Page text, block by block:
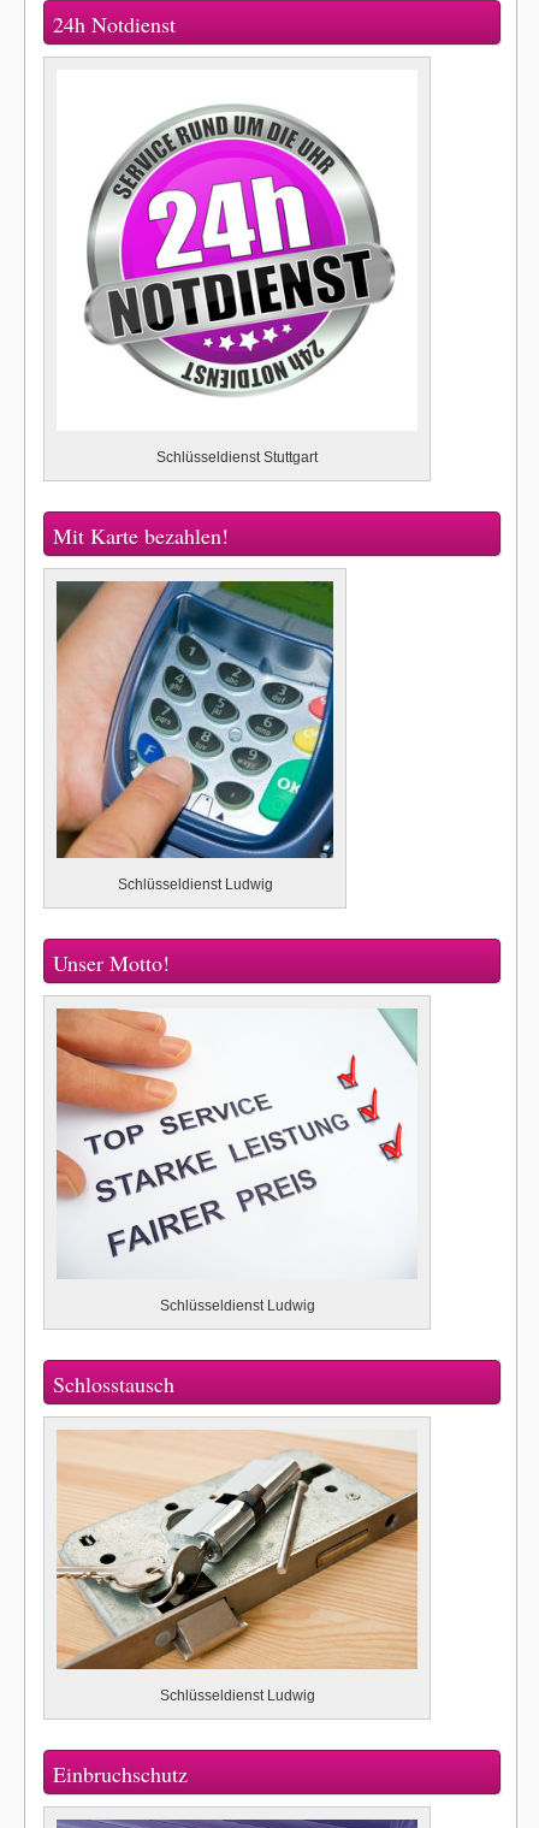
24h Notdienst
Schlüsseldienst Stuttgart
Mit Karte bezahlen!
Schlüsseldienst Ludwig
Unser Motto!
Schlüsseldienst Ludwig
Schlosstausch
Schlüsseldienst Ludwig
Einbruchschutz